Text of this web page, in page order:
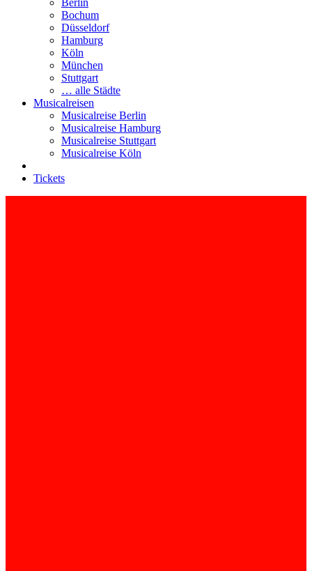
Berlin
Bochum
Düsseldorf
Hamburg
Köln
München
Stuttgart
… alle Städte
Musicalreisen
Musicalreise Berlin
Musicalreise Hamburg
Musicalreise Stuttgart
Musicalreise Köln
Tickets